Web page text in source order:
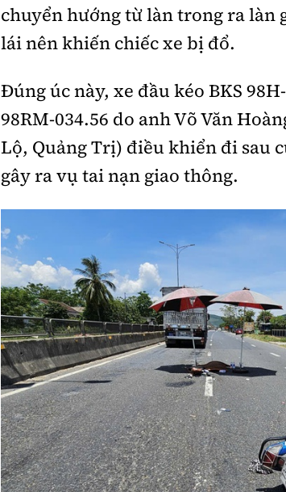
chuyển hướng từ làn trong ra làn
lái nên khiến chiếc xe bị đổ.
Đúng úc này, xe đầu kéo BKS
98RM-034.56 do anh Võ Văn
Lộ, Quảng Trị) điều khiển đi sau
gây ra vụ tai nạn giao thông.